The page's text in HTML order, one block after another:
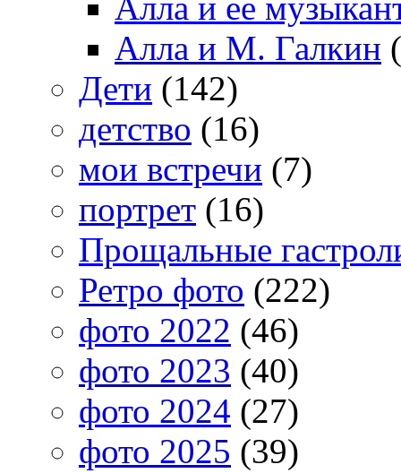
Алла и М. Галкин
Дети (142)
детство (16)
мои встречи (7)
портрет (16)
Прощальные
Ретро фото (222)
фото 2022 (46)
фото 2023 (40)
фото 2024 (27)
фото 2025 (39)